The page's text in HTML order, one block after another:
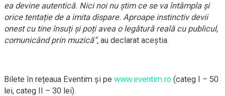
ea devine autentică. Nici noi nu știm ce se va întâmpla și
orice tentație de a imita dispare. Aproape instinctiv devii
onest cu tine însuți și poți avea o legătură reală cu publicul,
comunicând prin muzică”, au declarat aceștia.
Bilete în rețeaua Eventim și pe www.eventim.ro (categ I – 50
lei, categ II – 30 lei).